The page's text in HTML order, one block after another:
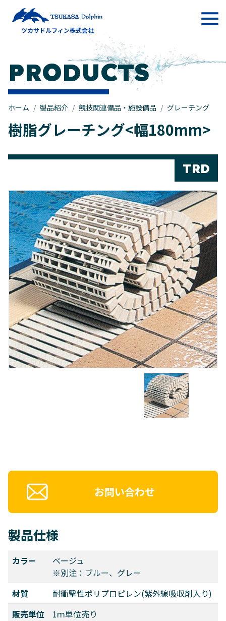
メインナビゲーション
ツカサドルフィン株式会社
PRODUCTS
ホーム 製品紹介 競技関連備品・施設備品 グレーチング
樹脂グレーチング<幅180mm>
TRD
お問い合わせ
製品仕様
カラー
ベージュ
※別注：ブルー、グレー
材質
耐衝撃性ポリプロピレン(紫外線吸収剤入り)
販売単位
1ｍ単位売り